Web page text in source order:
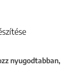
nyugodtabban,